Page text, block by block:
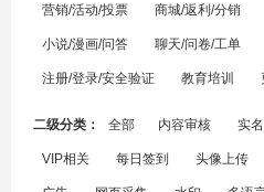
营销/活动/投票 商城/返利/分销
小说/漫画/问答 聊天/问卷/工单
注册/登录/安全验证 教育培训
二级分类： 全部 内容审核 实
VIP相关 每日签到 头像上传